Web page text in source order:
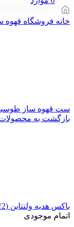
خانه فروشگاه قهوه‌
ست قهوه ساز طوسی
بازگشت به
باکس هدیه ولنتاین (2) 813
اتمام موجودی